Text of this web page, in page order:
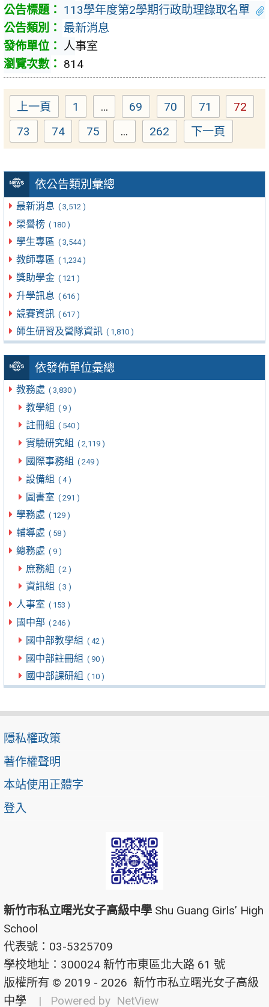
依公告類別彙總
最新消息 ( 3,512 )
榮譽榜 ( 180 )
學生專區 ( 3,544 )
教師專區 ( 1,234 )
獎助學金 ( 121 )
升學訊息 ( 616 )
競賽資訊 ( 617 )
師生研習及營隊資訊 ( 1,810 )
依發佈單位彙總
教務處 ( 3,830 )
教學組 ( 9 )
註冊組 ( 540 )
實驗研究組 ( 2,119 )
國際事務組 ( 249 )
設備組 ( 4 )
圖書室 ( 291 )
學務處 ( 129 )
輔導處 ( 58 )
總務處 ( 9 )
庶務組 ( 2 )
資訊組 ( 3 )
人事室 ( 153 )
國中部 ( 246 )
國中部教學組 ( 42 )
國中部註冊組 ( 90 )
國中部課研組 ( 10 )
113學年度第2學期行政助理錄取名單
最新消息
人事室
814
上一頁 Page
1 ... Page
69 Page
70 Page
71 Page
72
Page
73 Page
74 Page
75 ... Page
262 下一頁
隱私權政策
著作權聲明
本站使用正體字
登入
新竹市私立曙光女子高級中學 Shu Guang Girls’ High
School
代表號：03-5325709
學校地址：300024 新竹市東區北大路 61 號
版權所有 © 2019 - 2026 新竹市私立曙光女子高級
中學
| Powered by NetView